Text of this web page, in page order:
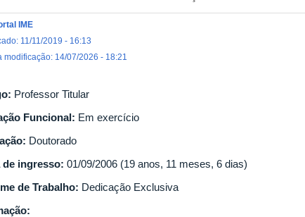
IME
11/11/2019 - 16:13
modificação: 14/07/2026 - 18:21
Professor Titular
Funcional: Em exercício
Doutorado
de ingresso: 01/09/2006 (19 anos, 11 meses, 6 dias)
de Trabalho: Dedicação Exclusiva